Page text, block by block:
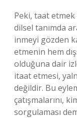
Peki, taat
dilsel tanımda
inmeyi gözden
etmenin hem
olduğuna dair
itaat etmesi,
değildir. Bu
çatışmalarını,
sorgulaması